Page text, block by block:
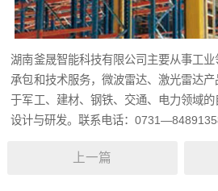
湖南釜晟智能科技有限公司主要从事工
承包和技术服务，微波雷达、激光雷达
于军工、建材、钢铁、交通、电力领域
设计与研发。联系电话：
上一篇